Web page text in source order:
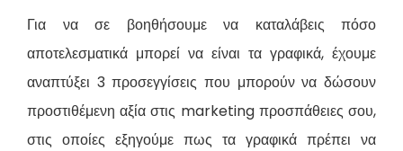
Για να σε βοηθήσουμε να καταλάβεις πόσο
αποτελεσματικά μπορεί να είναι τα γραφικά, έχουμε
αναπτύξει 3 προσεγγίσεις που μπορούν να δώσουν
προστιθέμενη αξία στις marketing προσπάθειες σου,
στις οποίες εξηγούμε πως τα γραφικά πρέπει να